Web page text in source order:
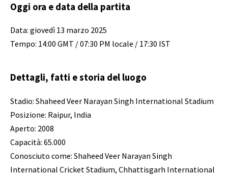
Oggi ora e data della partita
Data: giovedì 13 marzo 2025
Tempo: 14:00 GMT / 07:30 PM locale / 17:30 IST
Dettagli, fatti e storia del luogo
Stadio: Shaheed Veer Narayan Singh International Stadium
Posizione: Raipur, India
Aperto: 2008
Capacità: 65.000
Conosciuto come: Shaheed Veer Narayan Singh
International Cricket Stadium, Chhattisgarh International